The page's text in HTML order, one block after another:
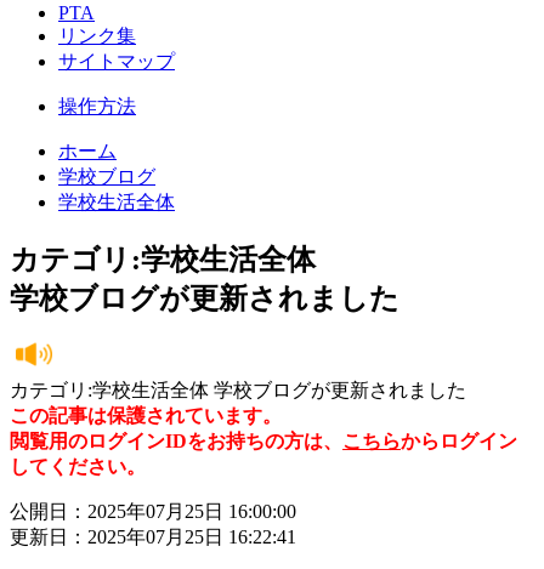
PTA
リンク集
サイトマップ
操作方法
ホーム
学校ブログ
学校生活全体
カテゴリ:学校生活全体
学校ブログが更新されました
カテゴリ:学校生活全体 学校ブログが更新されました
この記事は保護されています。
閲覧用のログインIDをお持ちの方は、 こちらからログイン
してください。
公開日：2025年07月25日 16:00:00
更新日：2025年07月25日 16:22:41